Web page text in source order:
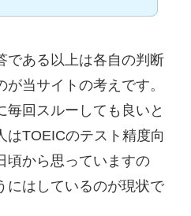
である以上は各自の判断
当サイトの考えです。
毎回スルーしても良いと
はTOEICのテスト精度向
頃から思っていますの
にはしているのが現状で